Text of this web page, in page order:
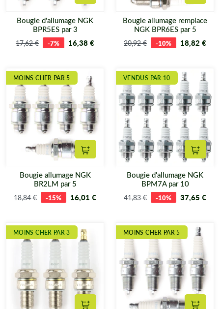
Ajouter au panier
Bougie d'allumage NGK
BPR5ES par 3
17,62 € -7% 16,38 €
Bougie allumage remplace
NGK BPR6ES par 5
20,92 € -10% 18,82 €
MOINS CHER PAR 5
Ajouter au panier
Bougie allumage NGK
BR2LM par 5
18,84 € -15% 16,01 €
VENDUS PAR 10
Bougie d'allumage NGK
BPM7A par 10
41,83 € -10% 37,65 €
MOINS CHER PAR 3 MOINS CHER PAR 5